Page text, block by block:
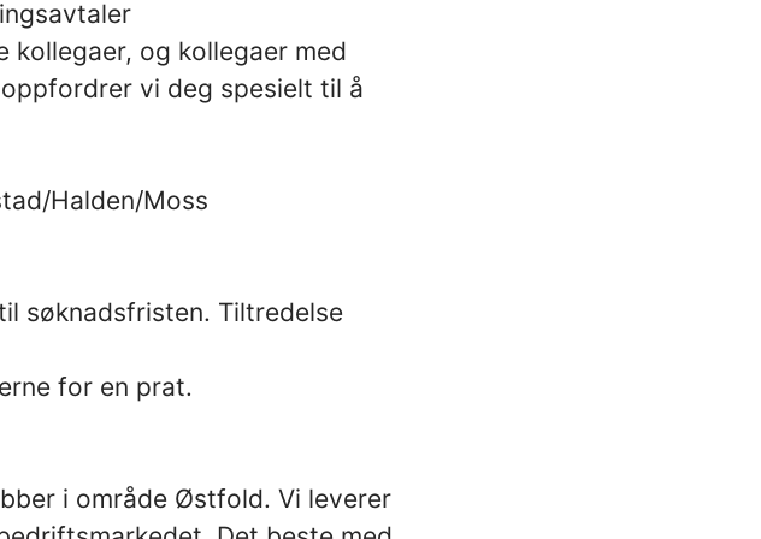
kollegaer, og kollegaer med
vi deg spesielt til å
Halden/Moss
søknadsfristen. Tiltredelse
for en prat.
i område Østfold. Vi leverer